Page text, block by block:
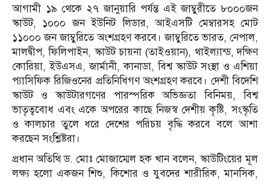
আগামী ১৯ থেকে ২৭ জানুয়ারি পর্যন্ত এই জাম্বুরীতে ৮০০০জন
স্কাউট, ১০০০ জন ইউনিট লিডার, আইএসটি মেম্বারসহ মোট
১১০০০ জন জাম্বুরিতে অংশগ্রহণ করবে। জাম্বুরিতে ভারত, নেপাল,
মালদ্বীপ, ফিলিপাইন, স্কাউট চায়না (তাইওয়ান), থাইল্যান্ড, দক্ষিণ
কোরিয়া, ইউএসএ, জার্মানী, কানাডা, বিশ্ব স্কাউট সংস্থা ও এশিয়া
প্যাসিফিক রিজিওনের প্রতিনিধিগণ অংশগ্রহণ করবে। দেশী বিদেশি
স্কাউট ও স্কাউটারগণের পারস্পরিক অভিজ্ঞতা বিনিময়, বিশ্ব
ভাতৃত্ববোধ এবং একে অপরের কাছে নিজস্ব দেশীয় কৃষ্টি, সংস্কৃতি
ও কালচার তুলে ধরে দেশের পরিচয় বৃদ্ধি করবে বলে আশা
করছেন সংশ্লিষ্টরা।
প্রধান অতিথি ড. মোঃ মোজাম্মেল হক খান বলেন, স্কাউটিংয়ের মূল
লক্ষ্য হলো একজন শিশু, কিশোর ও যুবদের শারীরিক, মানসিক,